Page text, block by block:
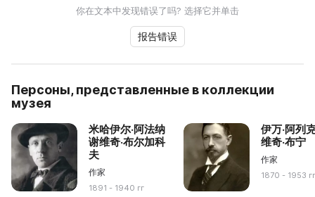
你在文本中发现错误了吗? 选择它并单击
报告错误
Персоны, представленные в коллекции
музея
米哈伊尔·阿法纳
谢维奇·布尔加科
夫
作家
1891 - 1940 гг
伊万·阿列
维奇·布宁
作家
1870 - 1953